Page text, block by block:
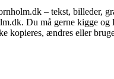
– tekst, billeder,
Du må gerne kigge og
kopieres, ændres eller